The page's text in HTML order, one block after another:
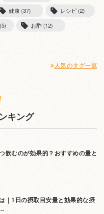
健康 (37)
レシピ (2)
お酢 (12)
人気のタグ一覧
キング
飲むのが効果的？おすすめの量と
｜1日の摂取目安量と効果的な摂